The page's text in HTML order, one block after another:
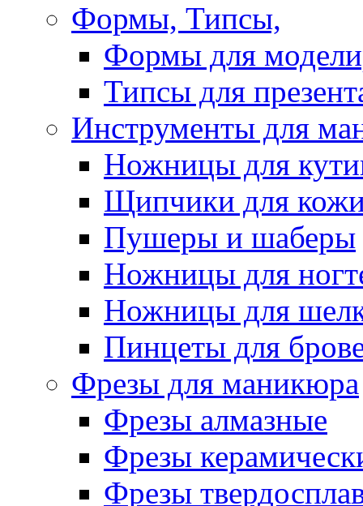
Формы, Типсы,
Формы для
Типсы для
Инструменты для
Ножницы для
Щипчики для
Пушеры и шаберы
Ножницы для
Ножницы для
Пинцеты для
Фрезы для маникюра
Фрезы алмазные
Фрезы
Фрезы